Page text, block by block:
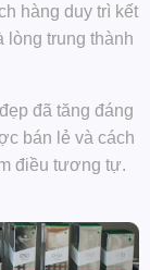
hàng duy trì kết
lòng trung thành
đã tăng đáng
bán lẻ và cách
điều tương tự.